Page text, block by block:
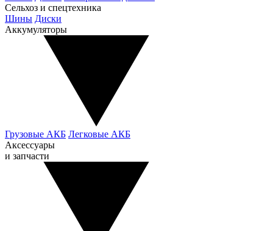
Сельхоз и спецтехника
Шины Диски
Аккумуляторы
Грузовые АКБ Легковые АКБ
Аксессуары
и запчасти